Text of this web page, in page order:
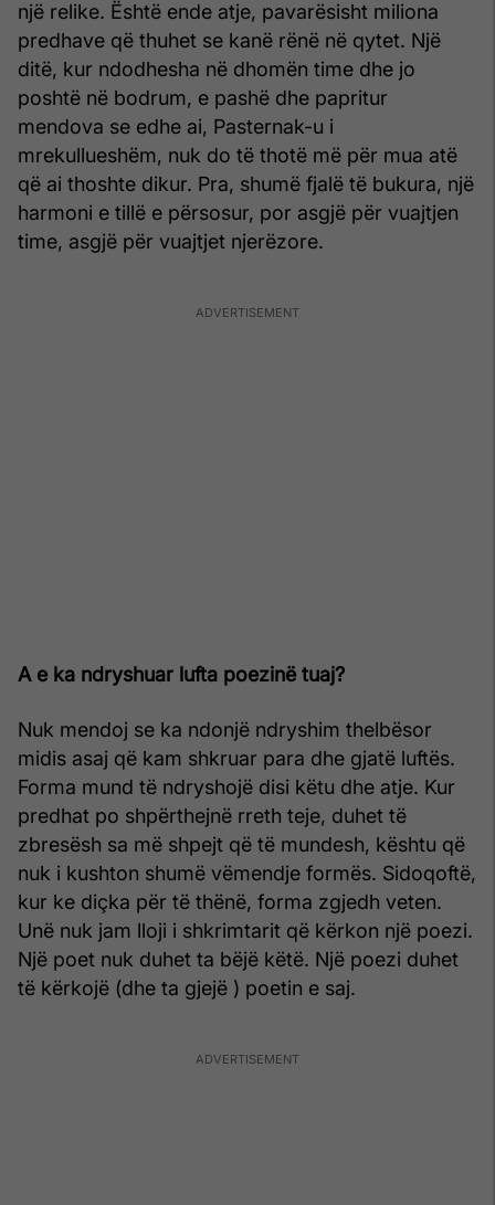
një relike. Është ende atje, pavarësisht miliona
predhave që thuhet se kanë rënë në qytet. Një
ditë, kur ndodhesha në dhomën time dhe jo
poshtë në bodrum, e pashë dhe papritur
mendova se edhe ai, Pasternak-u i
mrekullueshëm, nuk do të thotë më për mua atë
që ai thoshte dikur. Pra, shumë fjalë të bukura, një
harmoni e tillë e përsosur, por asgjë për vuajtjen
time, asgjë për vuajtjet njerëzore.
A e ka ndryshuar lufta poezinë tuaj?
Nuk mendoj se ka ndonjë ndryshim thelbësor
midis asaj që kam shkruar para dhe gjatë luftës.
Forma mund të ndryshojë disi këtu dhe atje. Kur
predhat po shpërthejnë rreth teje, duhet të
zbresësh sa më shpejt që të mundesh, kështu që
nuk i kushton shumë vëmendje formës. Sidoqoftë,
kur ke diçka për të thënë, forma zgjedh veten.
Unë nuk jam lloji i shkrimtarit që kërkon një poezi.
Një poet nuk duhet ta bëjë këtë. Një poezi duhet
të kërkojë (dhe ta gjejë ) poetin e saj.